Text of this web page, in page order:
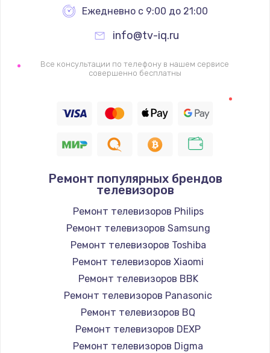
Заказать
Не работает
1400 руб.
Восстановление цепи питания, пайка
Заказать
Программный ремонт/прошивка
Замена Bluetooth/Wi-Fi модуля
Заказать
Замена картридера
890 руб.
Ежедневно с 9:00 до 21:00
info@tv-iq.ru
Все консультации по телефону в нашем сервисе
совершенно бесплатны
Ремонт популярных брендов
телевизоров
Ремонт телевизоров Philips
Ремонт телевизоров Samsung
Ремонт телевизоров Toshiba
Ремонт телевизоров Xiaomi
Ремонт телевизоров BBK
Ремонт телевизоров Panasonic
Ремонт телевизоров BQ
Ремонт телевизоров DEXP
Ремонт телевизоров Digma